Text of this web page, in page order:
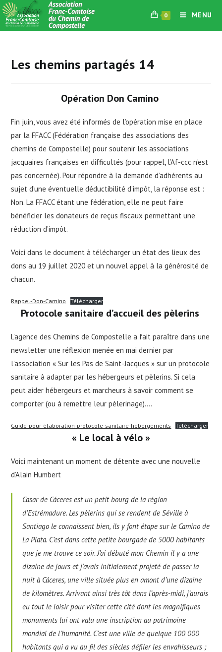
Skip
to
content
0 MENU
Les chemins partagés 14
Opération Don Camino
Fin juin, vous avez été informés de l’opération mise en place
par la FFACC (Fédération française des associations des
chemins de Compostelle) pour soutenir les associations
jacquaires françaises en difficultés (pour rappel, l’Af-ccc n’est
pas concernée). Pour répondre à la demande d’adhérents au
sujet d’une éventuelle déductibilité d’impôt, la réponse est :
Non. La FFACC étant une fédération, elle ne peut faire
bénéficier les donateurs de reçus fiscaux permettant une
réduction d’impôt.
Voici dans le document à télécharger un état des lieux des
dons au 19 juillet 2020 et un nouvel appel à la générosité de
chacun.
Rappel-Don-Camino Télécharger
Protocole sanitaire d’accueil des pèlerins
L’agence des Chemins de Compostelle a fait paraître dans une
newsletter une réflexion menée en mai dernier par
l’association « Sur les Pas de Saint-Jacques » sur un protocole
sanitaire à adapter par les hébergeurs et pèlerins. Si cela
peut aider hébergeurs et marcheurs à savoir comment se
comporter (ou à remettre leur pèlerinage)….
Guide-pour-élaboration-protocole-sanitaire-hebergements Télécharger
« Le local à vélo »
Voici maintenant un moment de détente avec une nouvelle
d’Alain Humbert
Casar de Cáceres est un petit bourg de la région
d’Estrémadure. Les pèlerins qui se rendent de Séville à
Santiago le connaissent bien, ils y font étape sur le Camino de
La Plata. C’est dans cette petite bourgade de 5000 habitants
que je me trouve ce soir. J’ai débuté mon Chemin il y a une
dizaine de jours et j’avais initialement projeté de passer la
nuit à Cáceres, une ville située plus en amont d’une dizaine
de kilomètres. Arrivant ainsi très tôt dans l’après-midi, j’aurais
eu tout le loisir pour visiter cette cité dont les magnifiques
monuments lui ont valu une inscription au patrimoine
mondial de l’humanité. C’est une ville de quelque 100 000
habitants qui a vu au fil des siècles défiler les envahisseurs ;